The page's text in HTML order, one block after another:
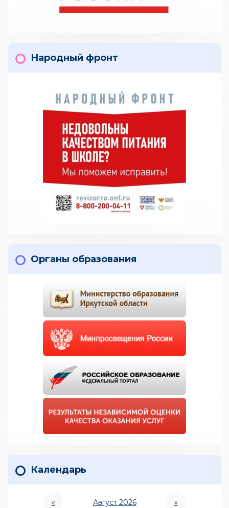
Народный фронт
Органы образования
Календарь
« Август 2026 »